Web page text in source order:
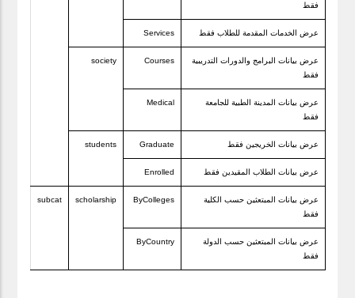
فقط
عرض الخدمات المقدمة للطلاب فقط Services
عرض بيانات البرامج والدورات التدريبية
فقط
Courses
society
عرض بيانات المدينة الطبية للجامعة
فقط
Medical
عرض بيانات الخريجين فقط Graduate
students
عرض بيانات الطلاب المقيدين فقط Enrolled
عرض بيانات المبتعثين حسب الكلية
فقط
ByColleges
scholarship
subcat
عرض بيانات المبتعثين حسب الدولة
فقط
ByCountry